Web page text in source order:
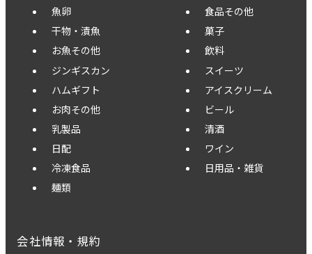
魚卵
干物・漬魚
お魚その他
ジンギスカン
ハムギフト
お肉その他
乳製品
日配
冷凍食品
麺類
食品その他
菓子
飲料
スイーツ
アイスクリーム
ビール
清酒
ワイン
日用品・雑貨
会社情報・規約